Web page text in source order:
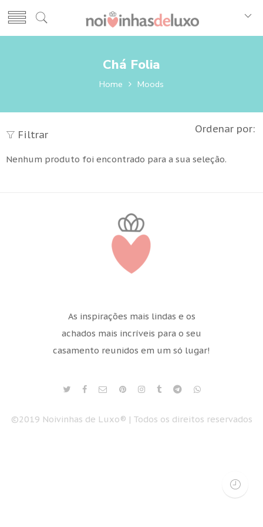
Chá Folia
Home Moods
Filtrar Ordenar por:
Nenhum produto foi encontrado para a sua seleção.
As inspirações mais lindas e os
achados mais incríveis para o seu
casamento reunidos em um só lugar!
©2019 Noivinhas de Luxo® | Todos os direitos reservados